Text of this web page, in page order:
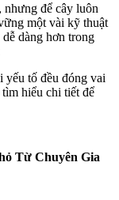
nhưng để cây luôn
một vài kỹ thuật
dàng hơn trong
yếu tố đều đóng vai
hiểu chi tiết để
Từ Chuyên Gia